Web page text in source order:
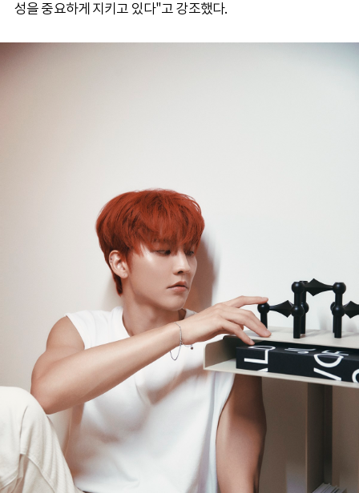
성을 중요하게 지키고 있다"고 강조했다.